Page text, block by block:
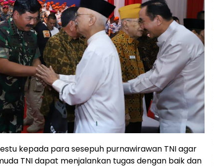
kepada para sesepuh purnawirawan TNI agar
TNI dapat menjalankan tugas dengan baik dan